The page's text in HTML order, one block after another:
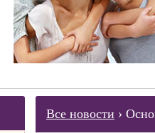
Все новости ›